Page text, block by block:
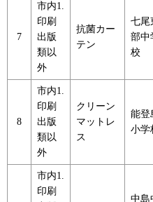
7
市内1.
印刷
出版
類以
外
抗菌カー
テン
七尾
部中
校
8
市内1.
印刷
出版
類以
外
クリーン
マットレ
ス
能登
小学
市内1.
印刷
中島